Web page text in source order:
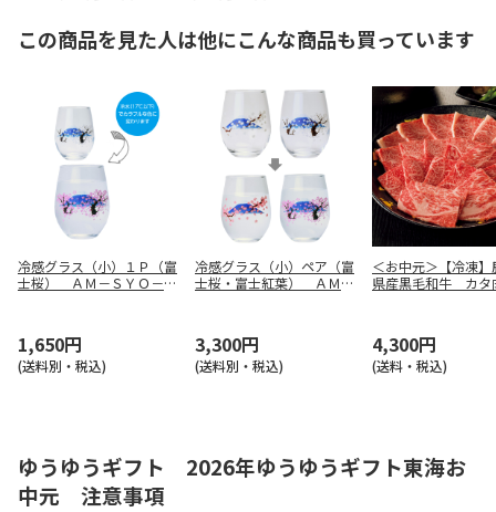
この商品を見た人は他にこんな商品も買っています
冷感グラス（小）１Ｐ（富
士桜） ＡＭ－ＳＹＯ－２
1,650円
(送料別・税込)
冷感グラス（小）ペア（富
士桜・富士紅葉） ＡＭ－
3,300円
(送料別・税込)
＜お中元＞【冷凍】
県産黒毛和牛 カタ
4,300円
(送料・税込)
ゆうゆうギフト 2026年ゆうゆうギフト東海お
中元 注意事項